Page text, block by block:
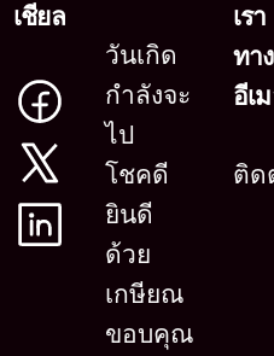
เชียล
วันเกิด
กำลังจะ
ไป
โชคดี
ยินดี
ด้วย
เกษียณ
ขอบคุณ
เรา
ทาง
อีเ
ติด